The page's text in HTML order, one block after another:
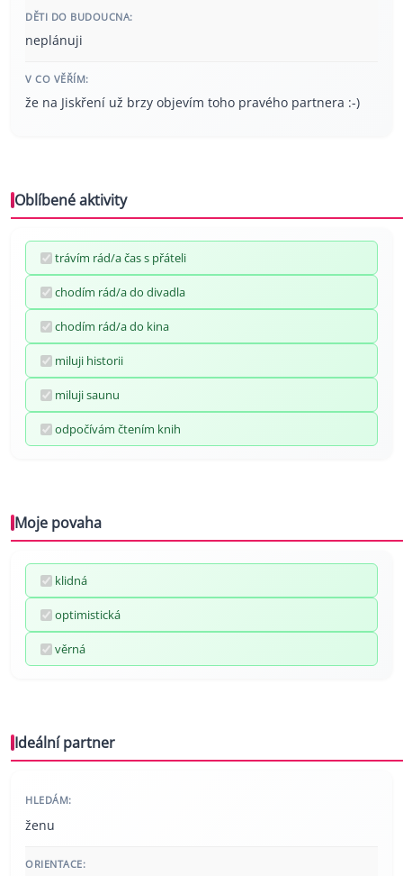
DĚTI DO BUDOUCNA:
neplánuji
V CO VĚŘÍM:
že na Jiskření už brzy objevím toho pravého partnera :-)
Oblíbené aktivity
trávím rád/a čas s přáteli
chodím rád/a do divadla
chodím rád/a do kina
miluji historii
miluji saunu
odpočívám čtením knih
Moje povaha
klidná
optimistická
věrná
Ideální partner
HLEDÁM:
ženu
ORIENTACE: